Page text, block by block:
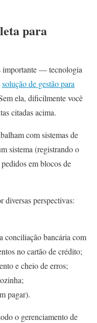
para
importante — tecnologia
solução de gestão para
ela, dificilmente você
citadas acima.
com sistemas de
sistema (registrando o
em blocos de
diversas perspectivas:
conciliação bancária com
no cartão de crédito;
e cheio de erros;
pagar).
o gerenciamento de